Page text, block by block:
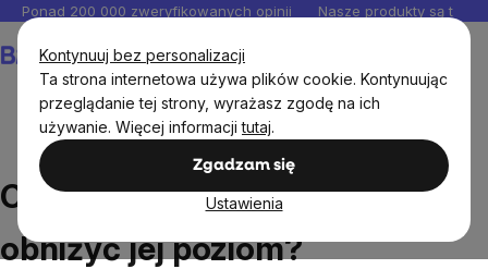
Kontynuuj bez personalizacji
Ta strona internetowa używa plików cookie. Kontynuując
przeglądanie tej strony, wyrażasz zgodę na ich
używanie. Więcej informacjitutaj.
Zgadzam się
Ustawienia
Przejść
do
treści
Ponad 200 000 zweryfikowanych opinii Nasze produkty są
Czym jest homocysteina i jak obniżyć jej poziom?
Czym jest homocysteina i jak
obniżyć jej poziom?